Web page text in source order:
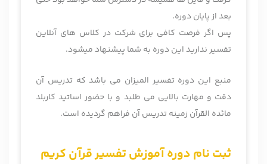
بعد از پایان دوره.
پس اگر فرصت کافی برای شرکت در کلاس های آنلاین
تفسیر ندارید این دوره به شما پیشنهاد میشود.
منبع این دوره تفسیر المیزان می باشد که تدریس آن
دقت و مهارت بالایی می طلبد و با حضور اساتید کاربلد
مائده القرآن زمینه تدریس آن فراهم گردیده است.
ثبت نام دوره آموزش تفسیر قرآن کریم